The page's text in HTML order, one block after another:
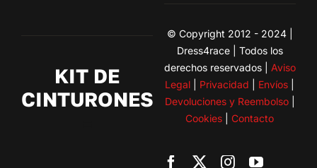
KIT DE
CINTURONES
© Copyright 2012 - 2024 |
Dress4race | Todos los
derechos reservados | Aviso
Legal
Privacidad Envíos
Devoluciones y Reembolso|
Cookies |Contacto